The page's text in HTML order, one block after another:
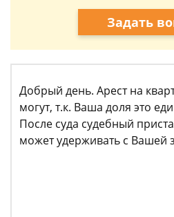
Задать
Добрый день. Арест на
могут, т.к. Ваша доля это
После суда судебный
может удерживать с Вашей